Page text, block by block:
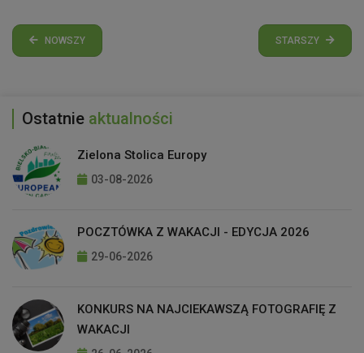
NOWSZY STARSZY
Ostatnie aktualności
Zielona Stolica Europy
03-08-2026
POCZTÓWKA Z WAKACJI - EDYCJA 2026
29-06-2026
KONKURS NA NAJCIEKAWSZĄ FOTOGRAFIĘ Z
WAKACJI